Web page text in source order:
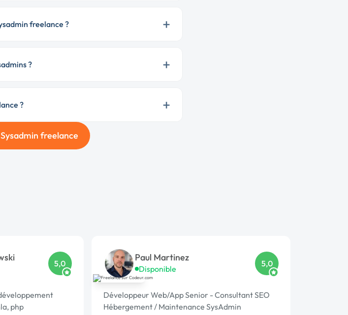
freelance ? +
? +
? +
freelance
5,0
php
Paul Martinez
Disponible
5,0
Développeur Web/App Senior - Consultant SEO
Hébergement / Maintenance SysAdmin